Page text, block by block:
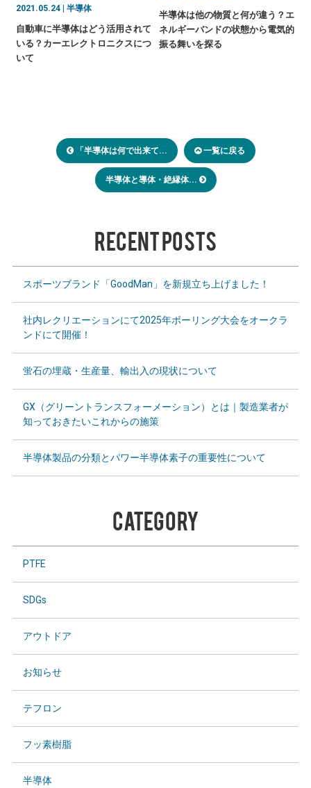
2021.05.24 | 半導体
自動車に半導体はどう活用されて
いる？カーエレクトロニクスにつ
いて
半導体は他の物質と何が違う？エ
ネルギーバンドの状態から電気的
振る舞いを探る
「半導体は何で出来て... 一覧に戻る
半導体と導体・絶縁体...
RECENT POSTS
スポーツブランド「GoodMan」を新規立ち上げました！
社内レクリエーションにて2025年ボーリング大会をオークラ
ンドにて開催！
蛍石の埋蔵・生産量、輸出入の現状について
GX（グリーントランスフォーメーション）とは｜製造業者が
知っておきたいこれからの施策
半導体製品の分類とパワー半導体素子の重要性について
CATEGORY
PTFE
SDGs
アウトドア
お知らせ
テフロン
フッ素樹脂
半導体